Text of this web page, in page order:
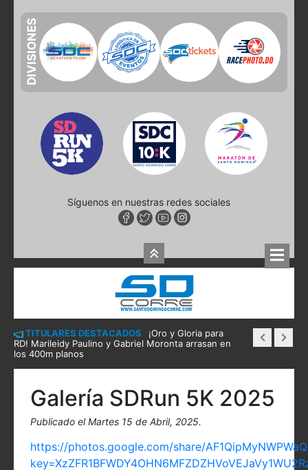
DIVISIONES
Síguenos en nuestras redes sociales
TITULARES DESTACADOS
¡Oro y Gloria para
RD! Marileidy Paulino y Gabriel Moronta arrasan en
los 400m planos
Galería SDRun 5K 2025
Publicado el Martes 15 de Abril, 2025.
https://photos.google.com/share/